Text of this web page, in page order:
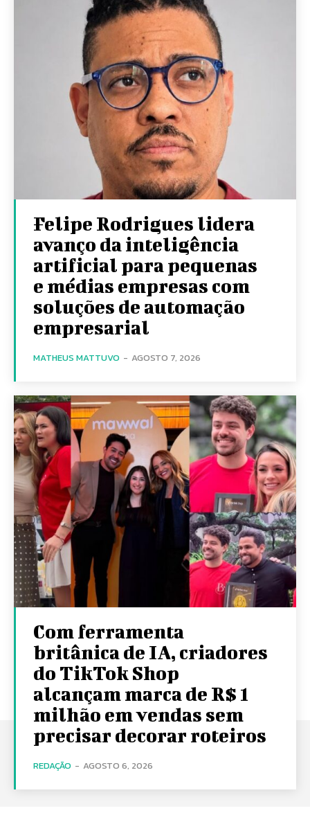
Felipe Rodrigues lidera
avanço da inteligência
artificial para pequenas
e médias empresas com
soluções de automação
empresarial
MATHEUS MATTUVO - AGOSTO 7, 2026
Com ferramenta
britânica de IA, criadores
do TikTok Shop
alcançam marca de R$ 1
milhão em vendas sem
precisar decorar roteiros
REDAÇÃO - AGOSTO 6, 2026